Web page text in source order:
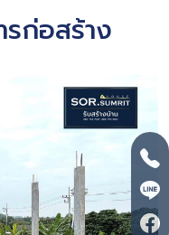
รก่อสร้าง